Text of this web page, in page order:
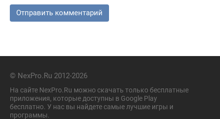
© NexPro.Ru 2012-2026
На сайте NexPro.Ru можно скачать только бесплатные
приложения, которые доступны в Google Play
бесплатно. У нас вы найдете самые лучшие игры и
программы.